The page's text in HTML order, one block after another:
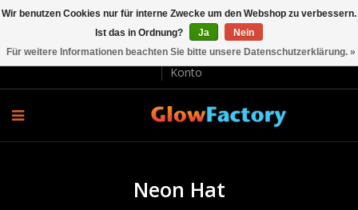
Lieferung und Rücksendung
Bezahlung
Kundenservice
Konto
Neon Hat
Wir benutzen Cookies nur für interne Zwecke um den Webshop zu verbessern.
Ist das in Ordnung?
Ja
Nein
Für weitere Informationen beachten Sie bitte unsere Datenschutzerklärung. »